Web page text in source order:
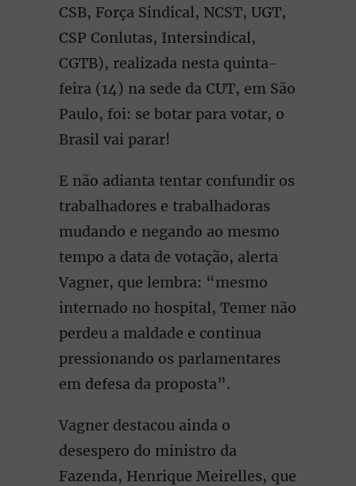
CSB, Força Sindical, NCST, UGT,
CSP Conlutas, Intersindical,
CGTB), realizada nesta quinta-
feira (14) na sede da CUT, em São
Paulo, foi: se botar para votar, o
Brasil vai parar!
E não adianta tentar confundir os
trabalhadores e trabalhadoras
mudando e negando ao mesmo
tempo a data de votação, alerta
Vagner, que lembra: “mesmo
internado no hospital, Temer não
perdeu a maldade e continua
pressionando os parlamentares
em defesa da proposta”.
Vagner destacou ainda o
desespero do ministro da
Fazenda, Henrique Meirelles, que